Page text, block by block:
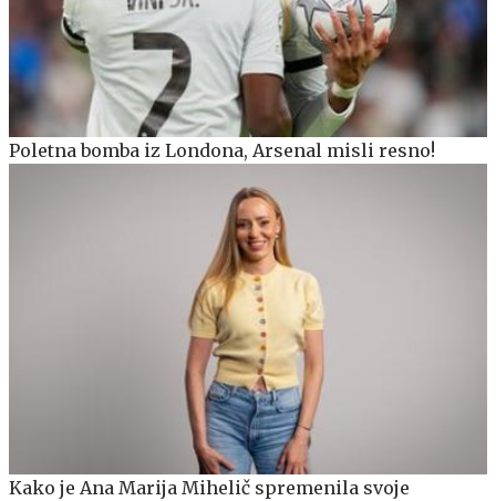
Poletna bomba iz Londona, Arsenal misli resno!
Kako je Ana Marija Mihelič spremenila svoje